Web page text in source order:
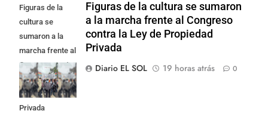
Figuras de la
cultura se
sumaron a la
marcha frente al
Congreso contra
la Ley de
Propiedad
Privada
Figuras de la cultura se sumaron
a la marcha frente al Congreso
contra la Ley de Propiedad
Privada
Diario EL SOL
19 horas atrás 0